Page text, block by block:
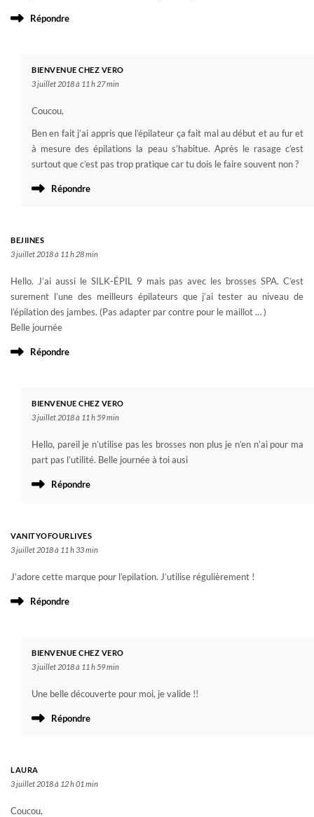
Répondre
BIENVENUE CHEZ VERO
3 juillet 2018 à 11 h 27 min
Coucou,
Ben en fait j’ai appris que l’épilateur ça fait mal au début et au fur et
à mesure des épilations la peau s’habitue. Après le rasage c’est
surtout que c’est pas trop pratique car tu dois le faire souvent non ?
Répondre
BEJIINES
3 juillet 2018 à 11 h 28 min
Hello. J’ai aussi le SILK-ÉPIL 9 mais pas avec les brosses SPA. C’est
surement l’une des meilleurs épilateurs que j’ai tester au niveau de
l’épilation des jambes. (Pas adapter par contre pour le maillot … )
Belle journée
Répondre
BIENVENUE CHEZ VERO
3 juillet 2018 à 11 h 59 min
Hello, pareil je n’utilise pas les brosses non plus je n’en n’ai pour ma
part pas l’utilité. Belle journée à toi ausi
Répondre
VANITYOFOURLIVES
3 juillet 2018 à 11 h 33 min
J’adore cette marque pour l’epilation. J’utilise régulièrement !
Répondre
BIENVENUE CHEZ VERO
3 juillet 2018 à 11 h 59 min
Une belle découverte pour moi, je valide !!
Répondre
LAURA
3 juillet 2018 à 12 h 01 min
Coucou,